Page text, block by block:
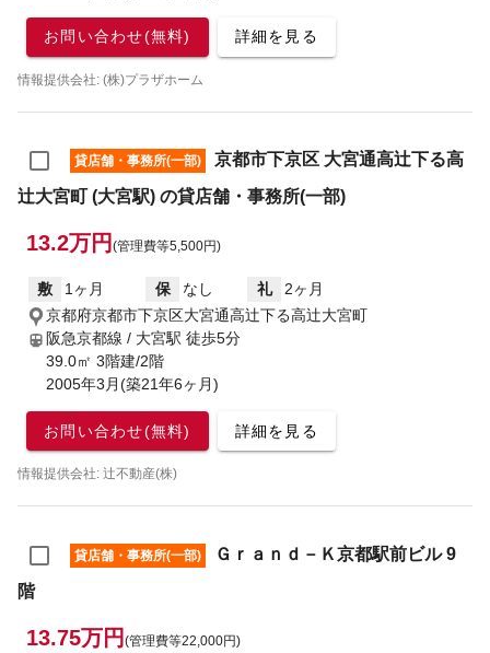
お問い合わせ(無料) 詳細を見る
情報提供会社: (株)プラザホーム
貸店舗・事務所(一部)
京都市下京区 大宮通高辻下る高
辻大宮町 (大宮駅) の貸店舗・事務所(一部)
13.2万円 (管理費等5,500円)
敷 1ヶ月 保 なし 礼
2ヶ月
京都府京都市下京区大宮通高辻下る高辻大宮町
阪急京都線 / 大宮駅 徒歩5分
39.0㎡ 3階建/2階
2005年3月(築21年6ヶ月)
お問い合わせ(無料) 詳細を見る
情報提供会社: 辻不動産(株)
貸店舗・事務所(一部)
Ｇｒａｎｄ－Ｋ京都駅前ビル 9
階
13.75万円 (管理費等22,000円)